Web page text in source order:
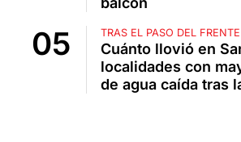
TRAS EL PASO DEL
Cuánto llovió en
localidades con
de agua caída tras